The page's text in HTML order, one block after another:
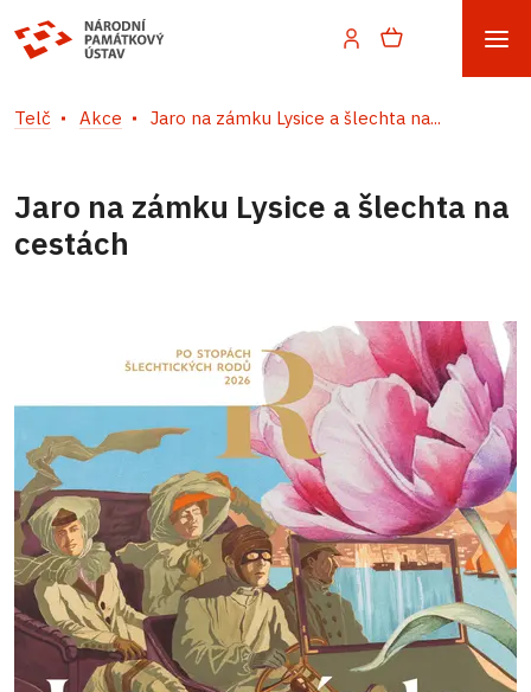
Telč Akce Jaro na zámku Lysice a šlechta na...
Jaro na zámku Lysice a šlechta na
cestách